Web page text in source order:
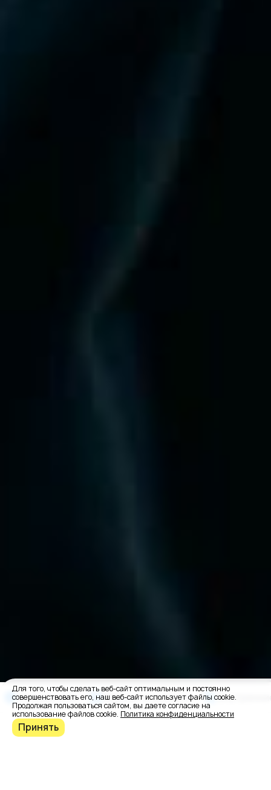
Для того, чтобы сделать веб-сайт оптимальным и постоянно
совершенствовать его, наш веб-сайт использует файлы cookie.
Продолжая пользоваться сайтом, вы даете согласие на
использование файлов cookie. Политика конфиденциальности
Принять
О заказчике Варианты дизайна